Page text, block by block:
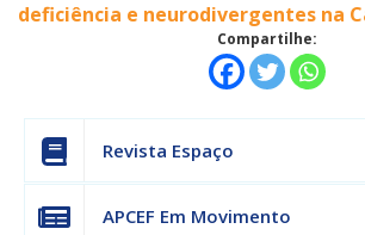
deficiência e neurodivergentes na
Compartilhe:
Revista Espaço
APCEF Em Movimento